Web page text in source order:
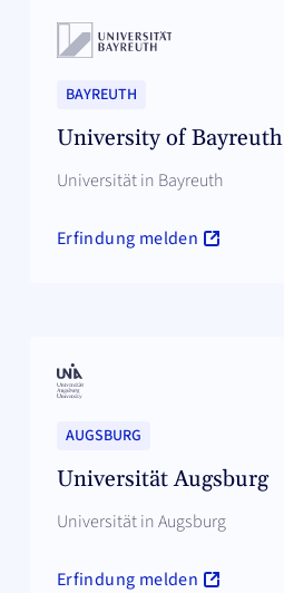
BAYREUTH
University of Bayreuth
Universität in Bayreuth
Erfindung melden
AUGSBURG
Universität Augsburg
Universität in Augsburg
Erfindung melden